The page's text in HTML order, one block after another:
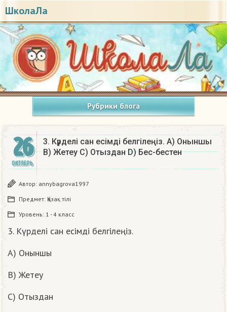
ШколаЛа
Рубрики блога
26
ОКТЯБРЬ
3. Күрделі сан есімді белгілеңіз. A) Оныншы
B) Жетеу C) Отыздан D) Бес-бестен
Автор: annybagrova1997
Предмет: Қазақ тiлi
Уровень: 1 - 4 класс
3. Күрделі сан есімді белгілеңіз.
A) Оныншы
B) Жетеу
C) Отыздан